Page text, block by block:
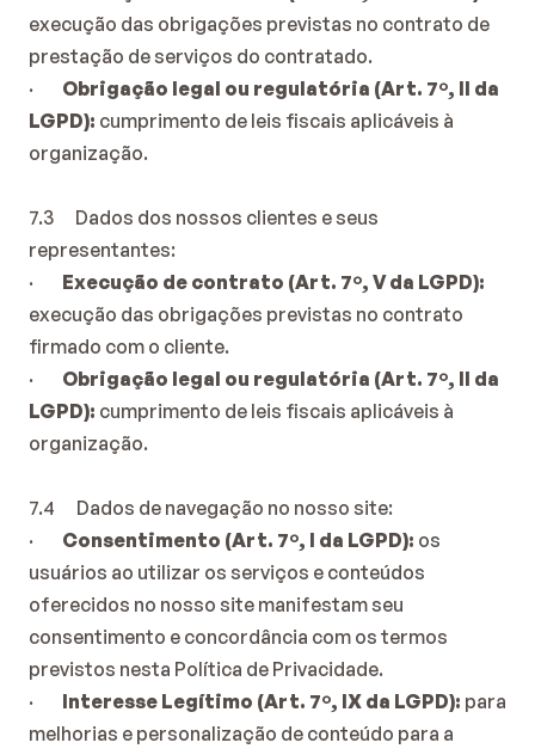
execução das obrigações previstas no contrato de
prestação de serviços do contratado.
· Obrigação legal ou regulatória (Art. 7º, II da
LGPD): cumprimento de leis fiscais aplicáveis à
organização.
7.3      Dados dos nossos clientes e seus
representantes:
· Execução de contrato (Art. 7º, V da LGPD):
execução das obrigações previstas no contrato
firmado com o cliente.
· Obrigação legal ou regulatória (Art. 7º, II da
LGPD): cumprimento de leis fiscais aplicáveis à
organização.
7.4      Dados de navegação no nosso site:
· Consentimento (Art. 7º, I da LGPD): os
usuários ao utilizar os serviços e conteúdos
oferecidos no nosso site manifestam seu
consentimento e concordância com os termos
previstos nesta Política de Privacidade.
· Interesse Legítimo (Art. 7º, IX da LGPD): para
melhorias e personalização de conteúdo para a